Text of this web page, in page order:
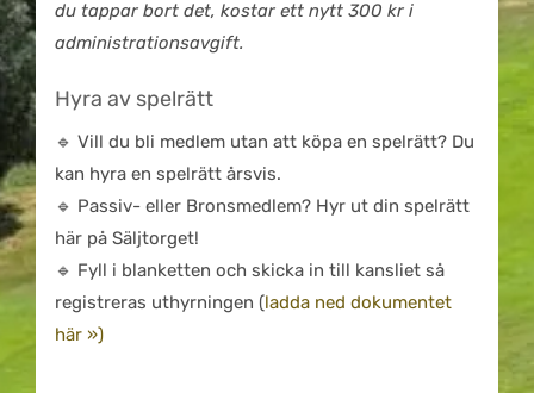
du tappar bort det, kostar ett nytt 300 kr i
administrationsavgift.
Hyra av spelrätt
🔹 Vill du bli medlem utan att köpa en spelrätt? Du
kan hyra en spelrätt årsvis.
🔹 Passiv- eller Bronsmedlem? Hyr ut din spelrätt
här på Säljtorget!
🔹 Fyll i blanketten och skicka in till kansliet så
registreras uthyrningen (ladda ned dokumentet
här »)